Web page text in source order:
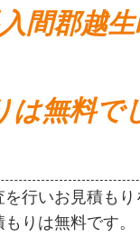
間郡越
は無料で
を行いお見積も
りは無料です。